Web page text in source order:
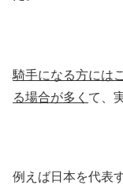
騎手になる方には
る場合が多く て、
例えば日本を代表